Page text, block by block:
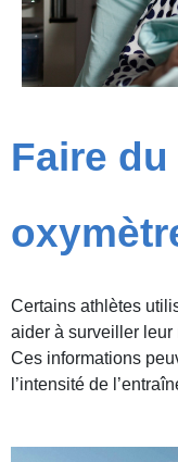
Faire
Certains athlètes
aider à surveiller leur
Ces informations
l’intensité de